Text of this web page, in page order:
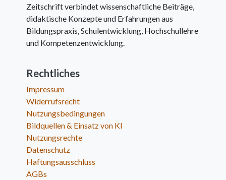
Zeitschrift verbindet wissenschaftliche Beiträge,
didaktische Konzepte und Erfahrungen aus
Bildungspraxis, Schulentwicklung, Hochschullehre
und Kompetenzentwicklung.
Rechtliches
Impressum
Widerrufsrecht
Nutzungsbedingungen
Bildquellen & Einsatz von KI
Nutzungsrechte
Datenschutz
Haftungsausschluss
AGBs